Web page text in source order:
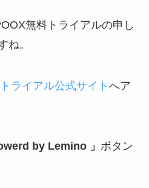
無料トライアルの申し
ね。
ライアル公式サイト へア
by Lemino 」 ボタン